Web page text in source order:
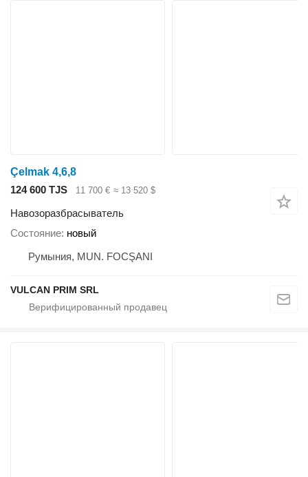
Çelmak 4,6,8
124 600 TJS
11 700 € ≈ 13 520 $
Навозоразбрасыватель
Состояние новый
Румыния, MUN. FOCŞANI
VULCAN PRIM SRL